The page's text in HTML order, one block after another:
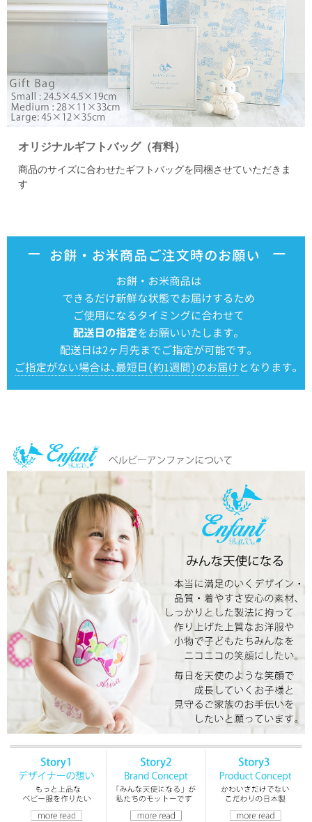
オリジナルギフトバッグ（有料）
商品のサイズに合わせたギフトバッグを同梱させていただきま
す